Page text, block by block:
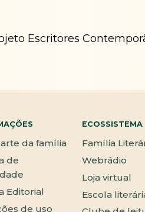
Escritores
da família
de
Editorial
de uso
ECOSSISTEMA
Família
Webrádio
Loja virtual
Escola